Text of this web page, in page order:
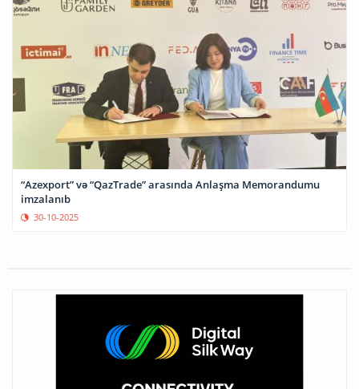
“Azexport” və “QazTrade” arasında Anlaşma Memorandumu
imzalanıb
30-10-2025